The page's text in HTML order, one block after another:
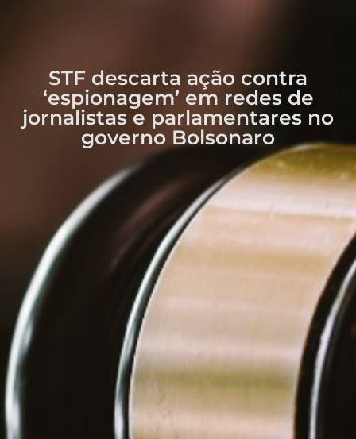
STF descarta ação contra
‘espionagem’ em redes de
jornalistas e parlamentares no
governo Bolsonaro